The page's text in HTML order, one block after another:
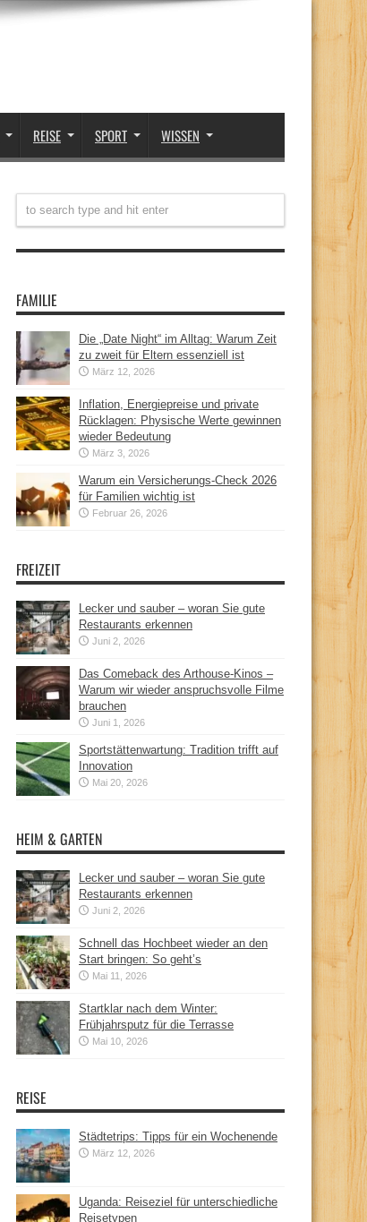
REISE SPORT WISSEN
FAMILIE
Die „Date Night“ im Alltag: Warum Zeit
zu zweit für Eltern essenziell ist
März 12, 2026
Inflation, Energiepreise und private
Rücklagen: Physische Werte gewinnen
wieder Bedeutung
März 3, 2026
Warum ein Versicherungs-Check 2026
für Familien wichtig ist
Februar 26, 2026
FREIZEIT
Lecker und sauber – woran Sie gute
Restaurants erkennen
Juni 2, 2026
Das Comeback des Arthouse-Kinos –
Warum wir wieder anspruchsvolle Filme
brauchen
Juni 1, 2026
Sportstättenwartung: Tradition trifft auf
Innovation
Mai 20, 2026
HEIM & GARTEN
Lecker und sauber – woran Sie gute
Restaurants erkennen
Juni 2, 2026
Schnell das Hochbeet wieder an den
Start bringen: So geht’s
Mai 11, 2026
Startklar nach dem Winter:
Frühjahrsputz für die Terrasse
Mai 10, 2026
REISE
Städtetrips: Tipps für ein Wochenende
März 12, 2026
Uganda: Reiseziel für unterschiedliche
Reisetypen